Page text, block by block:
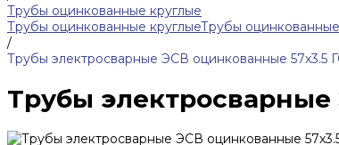
Трубы оцинкованные круглые
Трубы оцинкованные круглыеТрубы
/
Трубы электросварные ЭСВ оцинкованные 57х3.5
Трубы электросварные